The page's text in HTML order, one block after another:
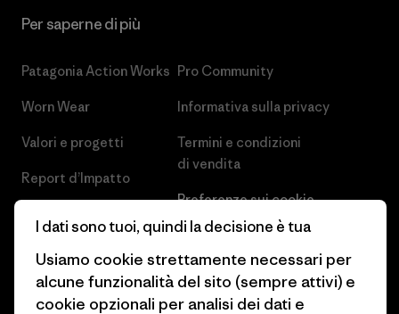
Per saperne di più
Patagonia Action Works
Worn Wear
Valori e progetti
Report d’Impatto
Obiettivi climatici
1% For The Planet
Pro Community
Informativa sulla privacy
Termini e condizioni
di vendita
Preferenze sui cookie
Lavora con noi
Stampa e media
Industry program
I dati sono tuoi, quindi la decisione è tua
Usiamo cookie strettamente necessari per
alcune funzionalità del sito (sempre attivi) e
cookie opzionali per analisi dei dati e